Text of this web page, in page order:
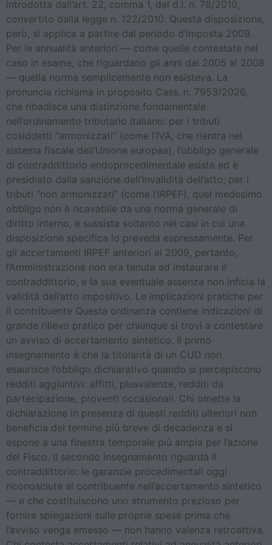
introdotta dall’art. 22, comma 1, del d.l. n. 78/2010,
convertito dalla legge n. 122/2010. Questa disposizione,
però, si applica a partire dal periodo d’imposta 2009.
Per le annualità anteriori — come quelle contestate nel
caso in esame, che riguardano gli anni dal 2005 al 2008
— quella norma semplicemente non esisteva. La
pronuncia richiama in proposito Cass. n. 7953/2026,
che ribadisce una distinzione fondamentale
nell’ordinamento tributario italiano: per i tributi
cosiddetti “armonizzati” (come l’IVA, che rientra nel
sistema fiscale dell’Unione europea), l’obbligo generale
di contraddittorio endoprocedimentale esiste ed è
presidiato dalla sanzione dell’invalidità dell’atto; per i
tributi “non armonizzati” (come l’IRPEF), quel medesimo
obbligo non è ricavabile da una norma generale di
diritto interno, e sussiste soltanto nei casi in cui una
disposizione specifica lo preveda espressamente. Per
gli accertamenti IRPEF anteriori al 2009, pertanto,
l’Amministrazione non era tenuta ad instaurare il
contraddittorio, e la sua eventuale assenza non inficia la
validità dell’atto impositivo. Le implicazioni pratiche per
il contribuente Questa ordinanza contiene indicazioni di
grande rilievo pratico per chiunque si trovi a contestare
un avviso di accertamento sintetico. Il primo
insegnamento è che la titolarità di un CUD non
esaurisce l’obbligo dichiarativo quando si percepiscono
redditi aggiuntivi: affitti, plusvalenze, redditi da
partecipazione, proventi occasionali. Chi omette la
dichiarazione in presenza di questi redditi ulteriori non
beneficia del termine più breve di decadenza e si
espone a una finestra temporale più ampia per l’azione
del Fisco. Il secondo insegnamento riguarda il
contraddittorio: le garanzie procedimentali oggi
riconosciute al contribuente nell’accertamento sintetico
— e che costituiscono uno strumento prezioso per
fornire spiegazioni sulle proprie spese prima che
l’avviso venga emesso — non hanno valenza retroattiva.